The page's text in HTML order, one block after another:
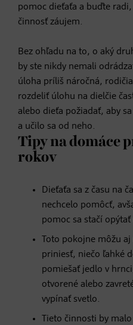
pomoc dieťaťa a buďte
činnosť záujem.
Bez ohľadu na to, o aký
by ste nikdy nemali
úloha príliš náročná,
rozdeliť úlohu na dielčie
alebo dieťa požiadať, aby
a učilo sa od neho.
Tipy na domáce
rokov
Dieťaťa sa z času na
nechcelo pomôcť,
pomoc sa stačí opýtať
Toto pokojne môžu
priniesť, niečo ľahké
pomiešať jedlo v
otvorené alebo
vypínať svetlo.
Tieto činnosti by